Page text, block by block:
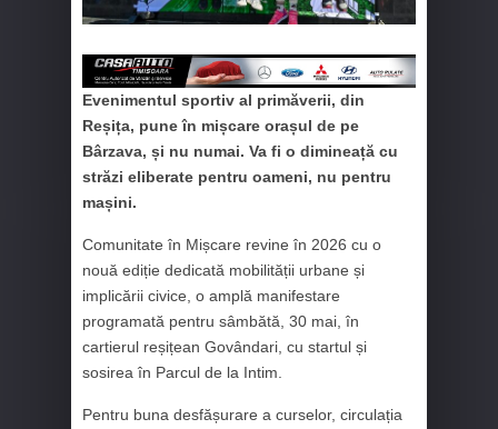
Evenimentul sportiv al primăverii, din
Reșița, pune în mișcare orașul de pe
Bârzava, și nu numai. Va fi o dimineață cu
străzi eliberate pentru oameni, nu pentru
mașini.
Comunitate în Mișcare revine în 2026 cu o
nouă ediție dedicată mobilității urbane și
implicării civice, o amplă manifestare
programată pentru sâmbătă, 30 mai, în
cartierul reșițean Govândari, cu startul și
sosirea în Parcul de la Intim.
Pentru buna desfășurare a curselor, circulația